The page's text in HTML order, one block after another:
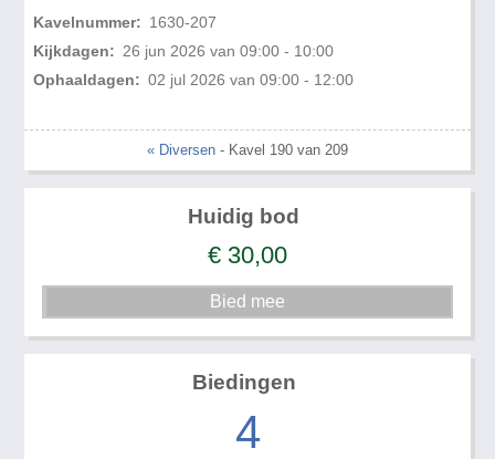
Kavelnummer: 1630-207
Kijkdagen: 26 jun 2026 van 09:00 - 10:00
Ophaaldagen: 02 jul 2026 van 09:00 - 12:00
« Diversen - Kavel 190 van 209
Huidig bod
€ 30,00
Biedingen
4